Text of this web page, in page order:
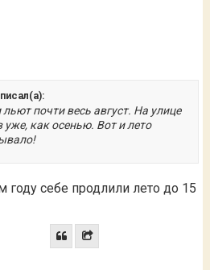
почти весь август. На улице
как осенью. Вот и лето
себе продлили лето до 15